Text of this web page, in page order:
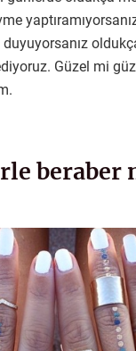
Güzel mi
beraber